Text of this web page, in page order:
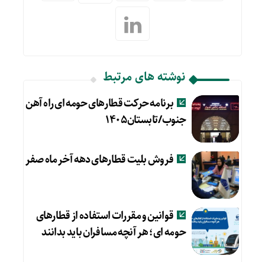
نوشته های مرتبط
برنامه حرکت قطارهای حومه ای راه آهن
جنوب/تابستان۱۴۰۵
فروش بلیت قطارهای دهه آخر ماه صفر
قوانین و مقررات استفاده از قطارهای
حومه ای؛ هر آنچه مسافران باید بدانند